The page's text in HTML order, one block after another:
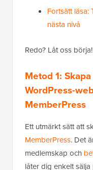
Fortsätt
nästa nivå
Redo? Låt oss börja!
Metod 1:
WordPress-
MemberPress
Ett utmärkt sätt att
MemberPress. Det
medlemskap och
låter dig enkelt